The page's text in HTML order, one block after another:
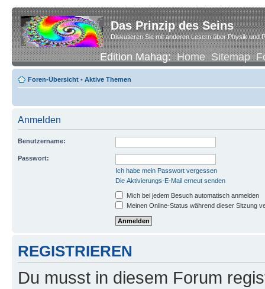
Das Prinzip des Seins
Diskutieren Sie mit anderen Lesern über Physik und
Edition Mahag:Home Sitemap
Foren-Übersicht • Aktive Themen
Anmelden
Benutzername:
Passwort:
Ich habe mein Passwort vergessen
Die Aktivierungs-E-Mail erneut senden
Mich bei jedem Besuch automatisch anmelden
Meinen Online-Status während dieser Sitzung
REGISTRIEREN
Du musst in diesem Forum